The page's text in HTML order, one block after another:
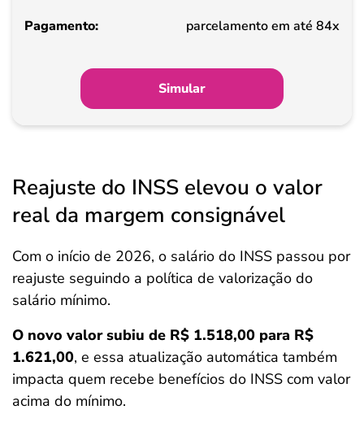
parcelamento em até 84x
Simular
Reajuste do INSS elevou o valor
real da margem consignável
Com o início de 2026, o salário do INSS passou por
reajuste seguindo a política de valorização do
salário mínimo.
O novo valor subiu de R$ 1.518,00 para R$
1.621,00, e essa atualização automática também
impacta quem recebe benefícios do INSS com valor
acima do mínimo.